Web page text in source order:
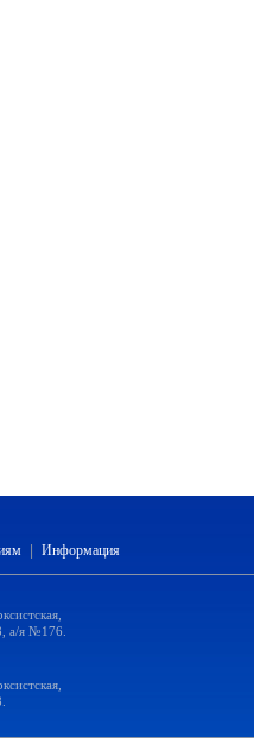
Информация
а/я №176.